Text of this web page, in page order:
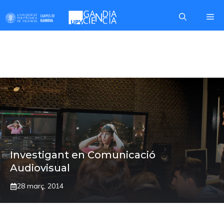
to
content
Investigant en Comunicació
Audiovisual
28 març, 2014